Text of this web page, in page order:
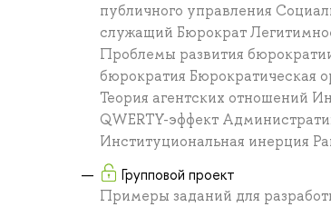
публичного управления
служащий Бюрократ
Проблемы развития
бюрократия Бюрократическая
Теория агентских отношений
QWERTY-эффект
Институциональная инерция
Групповой проект
Примеры заданий для